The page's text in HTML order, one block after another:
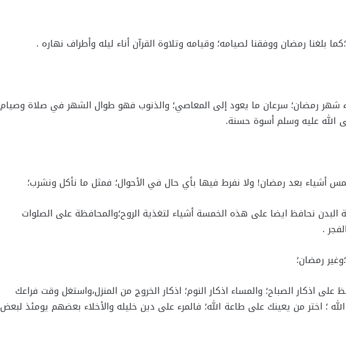
بلغنا رمضان ووفقنا لصيامه؛ وقيامه وتلاوة القرآن أناء ليله وأطراف نهاره .
شهر رمضان؛ سرعان ما يعود إلى المعاصي؛ والذنوب فهو طوال الشهر في صلاة وصيام
الله عليه وسلم أسوة حسنة.
أشياء بعد رمضان! ولا نفرط فيها بأي حال في الأحوال؛ فمثل ما نأكل ونشرب؛
البدن نحافظ ايضا على هذه الخمسة أشياء لتغذية الروح؛والمحافظة على الصلوات
.
رمضان؛
اذكار الصباح؛ والمساء اذكار النوم؛ اذكار الخروج من المنزل،واستغل وقت فراعك
؛ اختر من يعينك على طاعة الله؛ فالمرء على دين خليله والأخلاء بعضهم يومئذ لبعض